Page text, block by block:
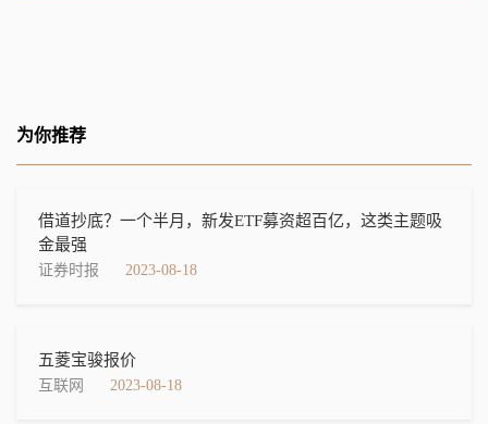
为你推荐
借道抄底？一个半月，新发ETF募资超百亿，这类主题吸
金最强
证券时报 2023-08-18
五菱宝骏报价
互联网 2023-08-18